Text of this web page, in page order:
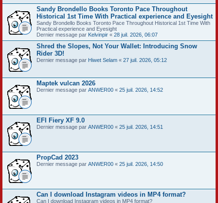
Sandy Brondello Books Toronto Pace Throughout
Historical 1st Time With Practical experience and Eyesight
Sandy Brondello Books Toronto Pace Throughout Historical 1st Time With
Practical experience and Eyesight
Dernier message par Kelvinpir « 28 juil. 2026, 06:07
Shred the Slopes, Not Your Wallet: Introducing Snow
Rider 3D!
Dernier message par Hiwet Selam « 27 juil. 2026, 05:12
Maptek vulcan 2026
Dernier message par ANWER00 « 25 juil. 2026, 14:52
EFI Fiery XF 9.0
Dernier message par ANWER00 « 25 juil. 2026, 14:51
PropCad 2023
Dernier message par ANWER00 « 25 juil. 2026, 14:50
Can I download Instagram videos in MP4 format?
Can I download Instagram videos in MP4 format?